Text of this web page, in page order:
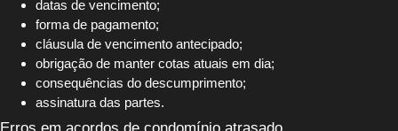
datas de vencimento;
forma de pagamento;
cláusula de vencimento antecipado;
obrigação de manter cotas atuais em dia;
consequências do descumprimento;
assinatura das partes.